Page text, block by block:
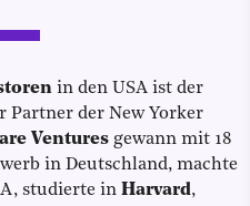
in den USA ist der
Partner der New Yorker
Ventures gewann mit 18
in Deutschland, machte
studierte in Harvard,